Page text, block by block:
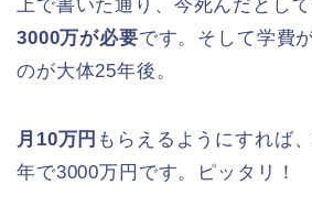
上で書いた通り、今死んだとし
3000万が必要です。そして学費
のが大体25年後。
月10万円 もらえるようにすれば
年で3000万円です。ピッタリ！